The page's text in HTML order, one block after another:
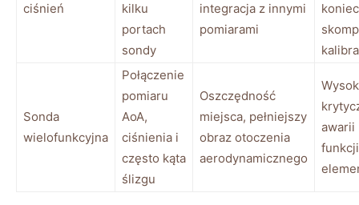
ciśnień
kilku
portach
sondy
integracja z innymi
pomiarami
Sonda
wielofunkcyjna
Połączenie
pomiaru
AoA,
ciśnienia i
często kąta
ślizgu
Oszczędność
miejsca, pełniejszy
obraz otoczenia
aerodynamicznego
awarii